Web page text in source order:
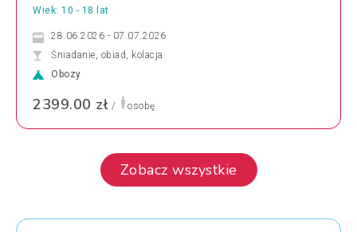
Wiek: 10 - 18 lat
28.06.2026 - 07.07.2026
Śniadanie, obiad, kolacja
Obozy
2399.00 zł / osobę
Zobacz wszystkie